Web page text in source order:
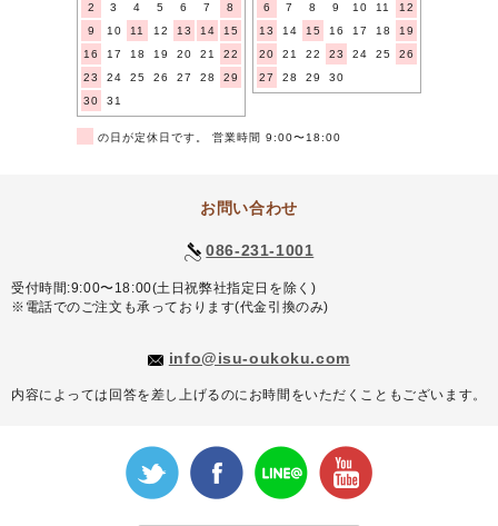
2
3 4 5 6 7
8
9
10 11 12 13 14
15
16
17 18 19 20 21
22
23
24 25 26 27 28
29
30
31
6
7 8 9 10 11
12
13
14 15 16 17 18
19
20
21 22 23 24 25
26
27
28 29 30
の日が定休日です。 営業時間 9:00〜18:00
お問い合わせ
086-231-1001
受付時間:9:00〜18:00(土日祝弊社指定日を除く)
※電話でのご注文も承っております(代金引換のみ)
info@isu-oukoku.com
内容によっては回答を差し上げるのにお時間をいただくこともございます。